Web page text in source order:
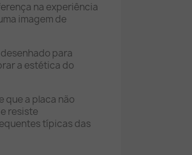
na experiência
imagem de
para
a estética do
que a placa não
resiste
típicas das